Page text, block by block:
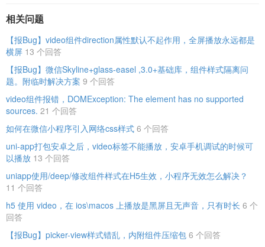
相关问题
【报Bug】video组件direction属性默认不起作用，全屏播放永远都是
横屏 13 个回答
【报Bug】微信Skyline+glass-easel ,3.0+基础库，组件样式隔离问
题。附临时解决方案 9 个回答
video组件报错，DOMException: The element has no supported
sources. 21 个回答
如何在微信小程序引入网络css样式 6 个回答
uni-app打包安卓之后，video标签不能播放，安卓手机调试的时候可
以播放 13 个回答
uniapp使用/deep/修改组件样式在H5生效，小程序无效怎么解决？
11 个回答
h5 使用 video，在 ios\macos 上播放是黑屏且无声音，只有时长 6 个
回答
【报Bug】picker-view样式错乱，内附组件压缩包 6 个回答